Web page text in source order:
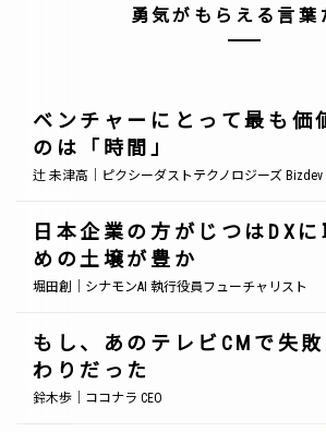
勇気がもらえる言葉
ベンチャーにとって最も価
のは「時間」
辻 未津高｜ピクシーダストテクノロジーズ Bizdev
日本企業の方がじつはDX
めの土壌が豊か
堀田創｜シナモンAI 執行役員フューチャリスト
もし、あのテレビCMで失
わりだった
鈴木歩｜ココナラ CEO